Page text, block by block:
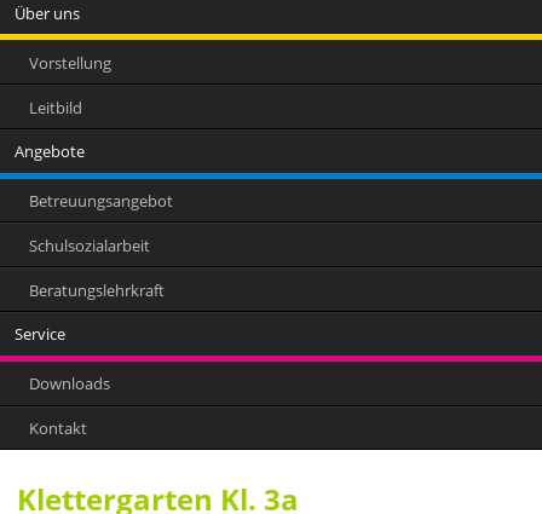
Über uns
Vorstellung
Leitbild
Angebote
Betreuungsangebot
Schulsozialarbeit
Beratungslehrkraft
Service
Downloads
Kontakt
Klettergarten Kl. 3a